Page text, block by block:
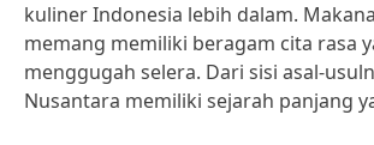
kuliner Indonesia lebih dalam.
memang memiliki beragam cita rasa
menggugah selera. Dari sisi asal-
Nusantara memiliki sejarah panjang